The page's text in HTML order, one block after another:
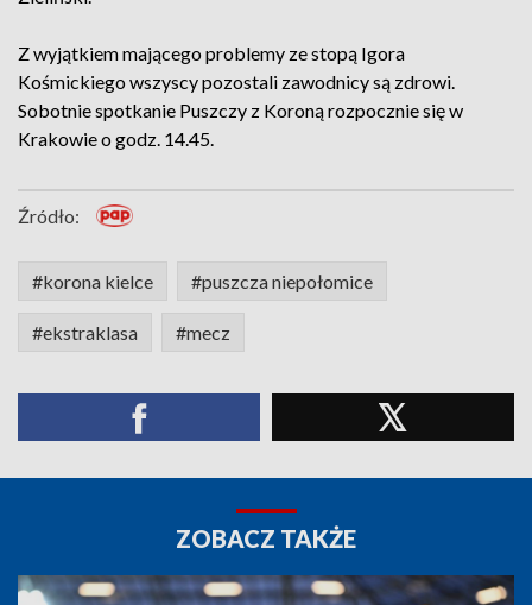
Z wyjątkiem mającego problemy ze stopą Igora
Kośmickiego wszyscy pozostali zawodnicy są zdrowi.
Sobotnie spotkanie Puszczy z Koroną rozpocznie się w
Krakowie o godz. 14.45.
Źródło:
#korona kielce #puszcza niepołomice
#ekstraklasa #mecz
ZOBACZ TAKŻE